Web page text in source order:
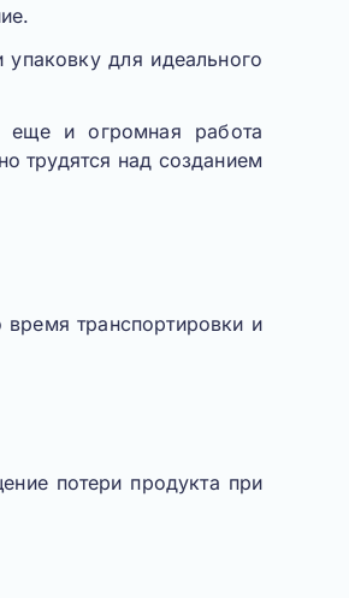
для идеального
и огромная работа
трудятся над созданием
транспортировки и
потери продукта при